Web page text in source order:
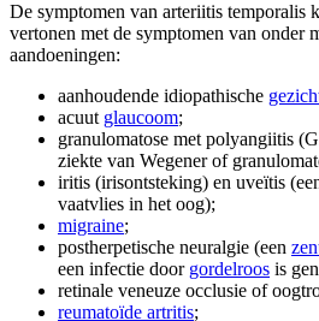
De symptomen van arteriitis temporalis
vertonen met de symptomen van onder
aandoeningen:
aanhoudende idiopathische
acuut glaucoom;
granulomatose met polyangiitis
ziekte van Wegener of
iritis (irisontsteking) en uveïtis
vaatvlies in het oog);
migraine;
postherpetische neuralgie (een
een infectie door gordelroos is
retinale veneuze occlusie of
reumatoïde artritis;